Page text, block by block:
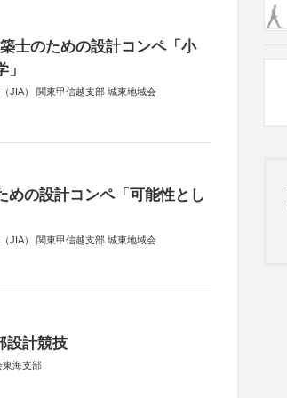
士のための設計コンペ「小
JIA） 関東甲信越支部 城東地域会
めの設計コンペ「可能性とし
JIA） 関東甲信越支部 城東地域会
設計競技
東海支部